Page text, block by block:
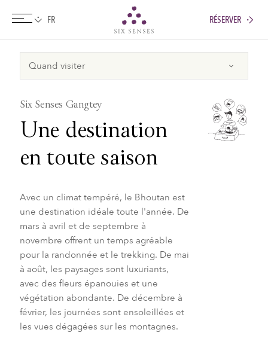
RÉSERVER
Six Senses Gangtey
Une destination
en toute saison
Avec un climat tempéré, le Bhoutan est
une destination idéale toute l'année. De
mars à avril et de septembre à
novembre offrent un temps agréable
pour la randonnée et le trekking. De mai
à août, les paysages sont luxuriants,
avec des fleurs épanouies et une
végétation abondante. De décembre à
février, les journées sont ensoleillées et
les vues dégagées sur les montagnes.